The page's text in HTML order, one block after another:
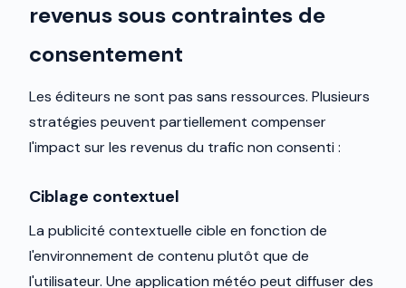
revenus sous contraintes de
consentement
Les éditeurs ne sont pas sans ressources. Plusieurs
stratégies peuvent partiellement compenser
l'impact sur les revenus du trafic non consenti :
Ciblage contextuel
La publicité contextuelle cible en fonction de
l'environnement de contenu plutôt que de
l'utilisateur. Une application météo peut diffuser des